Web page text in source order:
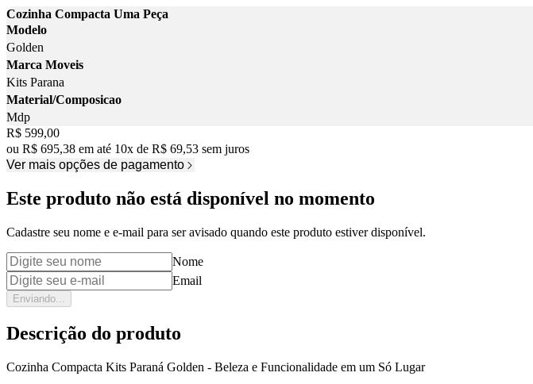
Cozinha Compacta Uma Peça
Modelo
Golden
Marca Moveis
Kits Parana
Material/Composicao
Mdp
Price:
R$ 599,00
ou R$ 695,38 em até 10x de R$ 69,53 sem juros
Ver mais opções de pagamento
Este produto não está disponível no momento
Cadastre seu nome e e-mail para ser avisado quando este produto estiver disponível.
Nome
Email
Enviando...
Descrição do produto
Cozinha Compacta Kits Paraná Golden - Beleza e Funcionalidade em um Só Lugar